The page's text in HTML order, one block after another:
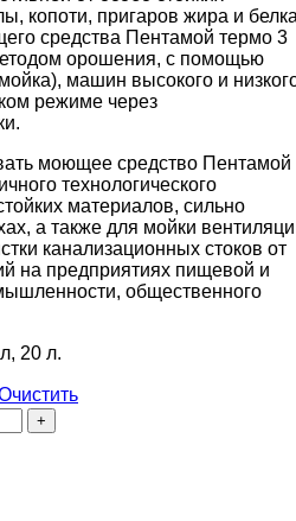
копоти, пригаров жира и
средства Пентамой термо 3
орошения, с помощью
машин высокого и
режиме через
моющее средство Пентамой
технологического
материалов, сильно
а также для мойки
канализационных стоков от
на предприятиях пищевой и
общественного
20 л.